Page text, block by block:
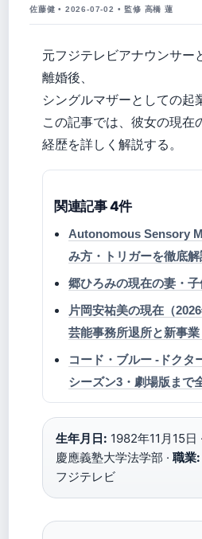
佐藤健 • 2026-07-02 • 監修 高橋 蓮
元フジテレビアナウンサー
離婚後、
シングルマザーとしての起
この記事では、彼女の現在
経歴を詳しく解説する。
関連記事 4件
Autonomous Sensory
み方・トリガーを徹底解
郷ひろみの現在の妻・
片岡安祐美の現在（
芸能事務所退所と新事
コード・ブルー -ドクタ
シーズン3・劇場版まで
生年月日: 1982年11月15日 ·
慶應義塾大学法学部 · 職業:
フジテレビ